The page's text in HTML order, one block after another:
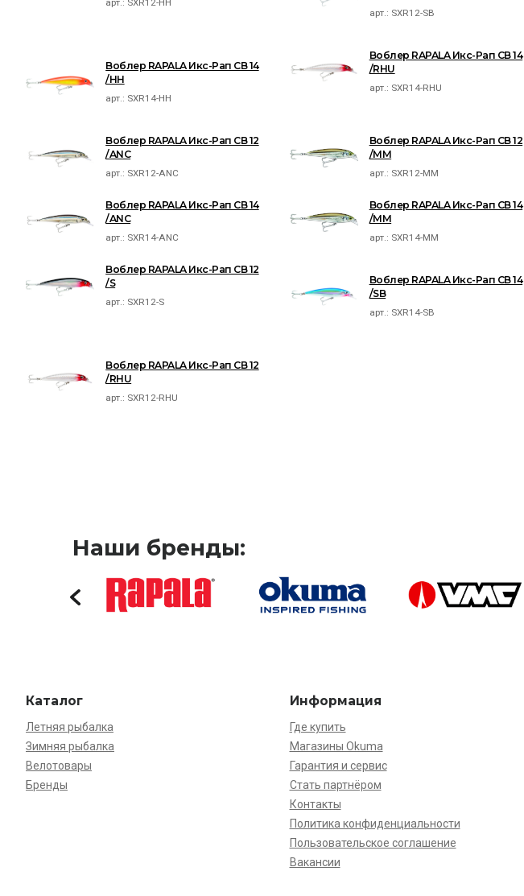
арт.: SXR12-SB
Воблер RAPALA Икс-Рап СВ 14
/HH
арт.: SXR14-HH
Воблер RAPALA Икс-Рап СВ 14
/RHU
арт.: SXR14-RHU
Воблер RAPALA Икс-Рап СВ 12
/ANC
арт.: SXR12-ANC
Воблер RAPALA Икс-Рап СВ 12
/MM
арт.: SXR12-MM
Воблер RAPALA Икс-Рап СВ 14
/ANC
арт.: SXR14-ANC
Воблер RAPALA Икс-Рап СВ 14
/MM
арт.: SXR14-MM
Воблер RAPALA Икс-Рап СВ 12
/S
арт.: SXR12-S
Воблер RAPALA Икс-Рап СВ 14
/SB
арт.: SXR14-SB
Воблер RAPALA Икс-Рап СВ 12
/RHU
арт.: SXR12-RHU
Наши бренды:
Каталог
Летняя рыбалка
Зимняя рыбалка
Велотовары
Бренды
Информация
Где купить
Магазины Okuma
Гарантия и сервис
Стать партнёром
Контакты
Политика конфиденциальности
Пользовательское соглашение
Вакансии